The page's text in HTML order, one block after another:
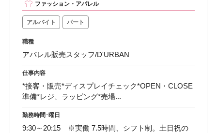
ファッション・アパレル
アルバイト パート
職種
アパレル販売スタッフ/D'URBAN
仕事内容
*接客・販売*ディスプレイチェック*OPEN・CLOSE
準備*レジ、ラッピング*売場...
勤務時間･曜日
9:30～20:15 ※実働 7.5時間、シフト制。土日祝の